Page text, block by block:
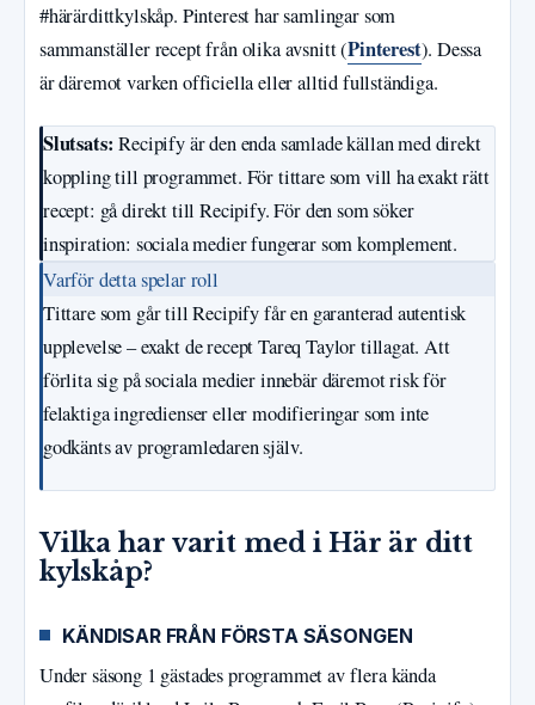
#härärdittkylskåp. Pinterest har samlingar som
sammanställer recept från olika avsnitt (Pinterest). Dessa
är däremot varken officiella eller alltid fullständiga.
Slutsats: Recipify är den enda samlade källan med direkt
koppling till programmet. För tittare som vill ha exakt rätt
recept: gå direkt till Recipify. För den som söker
inspiration: sociala medier fungerar som komplement.
Varför detta spelar roll
Tittare som går till Recipify får en garanterad autentisk
upplevelse – exakt de recept Tareq Taylor tillagat. Att
förlita sig på sociala medier innebär däremot risk för
felaktiga ingredienser eller modifieringar som inte
godkänts av programledaren själv.
Vilka har varit med i Här är ditt
kylskåp?
KÄNDISAR FRÅN FÖRSTA SÄSONGEN
Under säsong 1 gästades programmet av flera kända